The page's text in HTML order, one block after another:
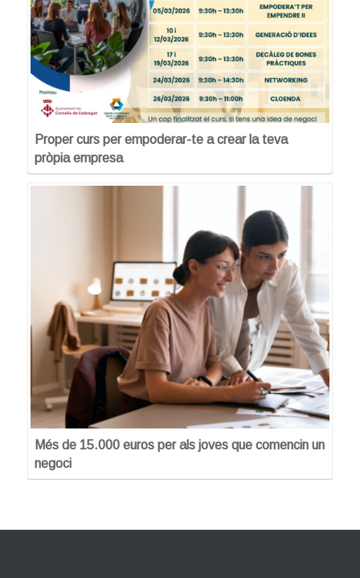
Proper curs per empoderar-te a crear la teva
pròpia empresa
Més de 15.000 euros per als joves que comencin un
negoci